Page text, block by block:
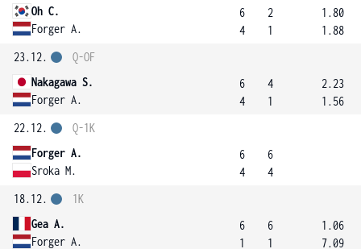
Oh C.
Forger A.
6
4
2
1
1.80
1.88
23.12.
Nakagawa S.
Forger A.
Q-OF
6
4
4
1
2.23
1.56
22.12.
Forger A.
Sroka M.
Q-1K
6
4
6
4
18.12.
Gea A.
Forger A.
1K
6
1
6
1
1.06
7.09